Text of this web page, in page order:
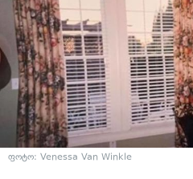
ფოტო: Venessa Van Winkle